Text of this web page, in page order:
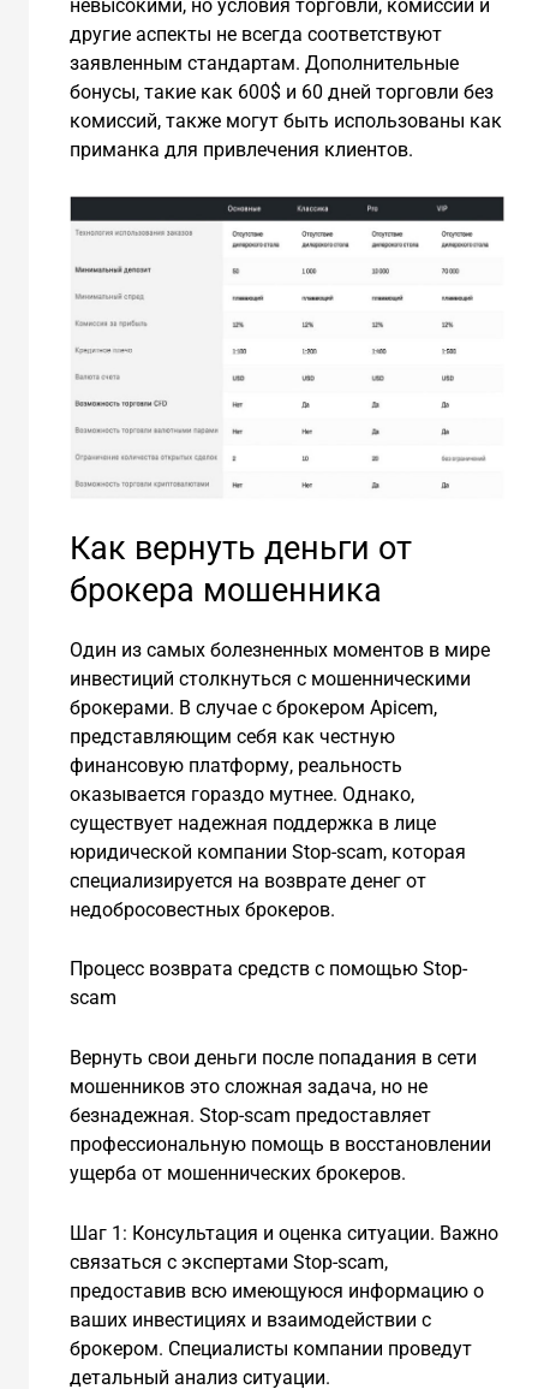
невысокими, но условия торговли, комиссии и
другие аспекты не всегда соответствуют
заявленным стандартам. Дополнительные
бонусы, такие как 600$ и 60 дней торговли без
комиссий, также могут быть использованы как
приманка для привлечения клиентов.
Как вернуть деньги от
брокера мошенника
Один из самых болезненных моментов в мире
инвестиций столкнуться с мошенническими
брокерами. В случае с брокером Apicem,
представляющим себя как честную
финансовую платформу, реальность
оказывается гораздо мутнее. Однако,
существует надежная поддержка в лице
юридической компании Stop-scam, которая
специализируется на возврате денег от
недобросовестных брокеров.
Процесс возврата средств с помощью Stop-
scam
Вернуть свои деньги после попадания в сети
мошенников это сложная задача, но не
безнадежная. Stop-scam предоставляет
профессиональную помощь в восстановлении
ущерба от мошеннических брокеров.
Шаг 1: Консультация и оценка ситуации. Важно
связаться с экспертами Stop-scam,
предоставив всю имеющуюся информацию о
ваших инвестициях и взаимодействии с
брокером. Специалисты компании проведут
детальный анализ ситуации.